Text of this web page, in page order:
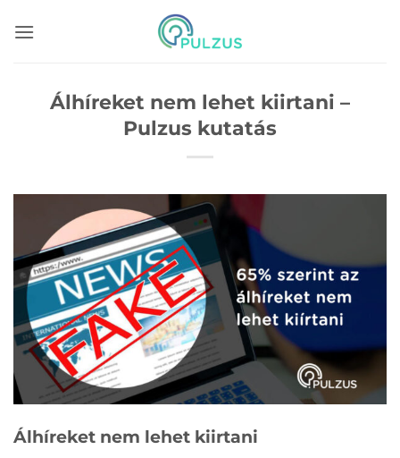
Álhíreket nem lehet kiirtani –
Pulzus kutatás
Álhíreket nem lehet kiirtani